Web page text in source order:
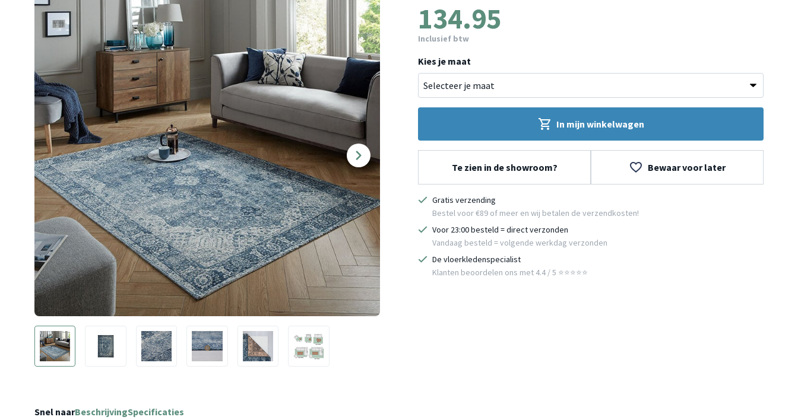
134.95
Inclusief btw
Kies je maat
In mijn winkelwagen
Te zien in de showroom? Bewaar voor later
Gratis verzending
Bestel voor €89 of meer en wij betalen de verzendkosten!
Voor 23:00 besteld = direct verzonden
Vandaag besteld = volgende werkdag verzonden
De vloerkledenspecialist
Klanten beoordelen ons met 4.4 / 5 ⭐⭐⭐⭐⭐
Snel naarBeschrijvingSpecificaties